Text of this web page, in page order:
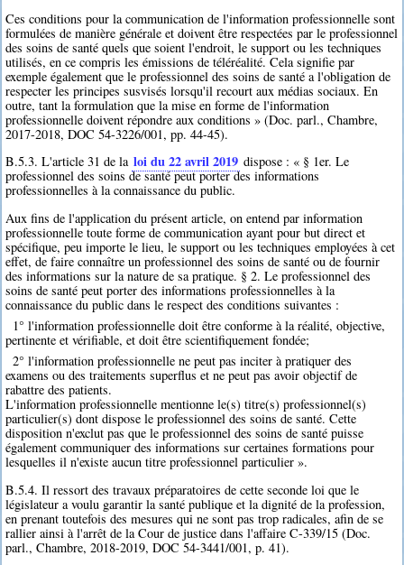
Ces conditions pour la communication de l'information professionnelle sont
formulées de manière générale et doivent être respectées par le professionnel
des soins de santé quels que soient l'endroit, le support ou les techniques
utilisés, en ce compris les émissions de téléréalité. Cela signifie par
exemple également que le professionnel des soins de santé a l'obligation de
respecter les principes susvisés lorsqu'il recourt aux médias sociaux. En
outre, tant la formulation que la mise en forme de l'information
professionnelle doivent répondre aux conditions » (Doc. parl., Chambre,
2017-2018, DOC 54-3226/001, pp. 44-45).
B.5.3. L'article 31 de la loi du 22 avril 2019 dispose : « § 1er. Le
professionnel des soins de santé peut porter des informations
professionnelles à la connaissance du public.
Aux fins de l'application du présent article, on entend par information
professionnelle toute forme de communication ayant pour but direct et
spécifique, peu importe le lieu, le support ou les techniques employées à cet
effet, de faire connaître un professionnel des soins de santé ou de fournir
des informations sur la nature de sa pratique. § 2. Le professionnel des
soins de santé peut porter des informations professionnelles à la
connaissance du public dans le respect des conditions suivantes :
1° l'information professionnelle doit être conforme à la réalité, objective,
pertinente et vérifiable, et doit être scientifiquement fondée;
2° l'information professionnelle ne peut pas inciter à pratiquer des
examens ou des traitements superflus et ne peut pas avoir objectif de
rabattre des patients.
L'information professionnelle mentionne le(s) titre(s) professionnel(s)
particulier(s) dont dispose le professionnel des soins de santé. Cette
disposition n'exclut pas que le professionnel des soins de santé puisse
également communiquer des informations sur certaines formations pour
lesquelles il n'existe aucun titre professionnel particulier ».
B.5.4. Il ressort des travaux préparatoires de cette seconde loi que le
législateur a voulu garantir la santé publique et la dignité de la profession,
en prenant toutefois des mesures qui ne sont pas trop radicales, afin de se
rallier ainsi à l'arrêt de la Cour de justice dans l'affaire C-339/15 (Doc.
parl., Chambre, 2018-2019, DOC 54-3441/001, p. 41).